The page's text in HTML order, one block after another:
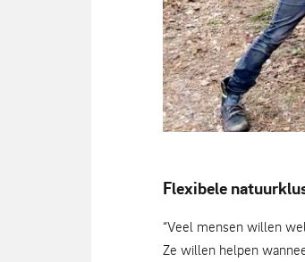
Flexibele
“Veel mensen willen
Ze willen helpen